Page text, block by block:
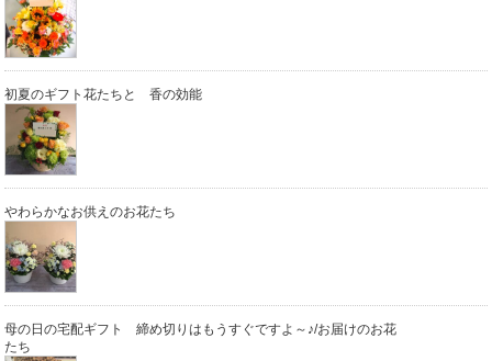
初夏のギフト花たちと 香の効能
やわらかなお供えのお花たち
母の日の宅配ギフト 締め切りはもうすぐですよ～♪/お届けのお花
たち